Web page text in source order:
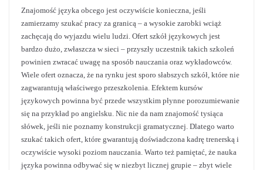
Znajomość języka obcego jest oczywiście konieczna, jeśli
zamierzamy szukać pracy za granicą – a wysokie zarobki wciąż
zachęcają do wyjazdu wielu ludzi. Ofert szkół językowych jest
bardzo dużo, zwłaszcza w sieci – przyszły uczestnik takich szkoleń
powinien zwracać uwagę na sposób nauczania oraz wykładowców.
Wiele ofert oznacza, że na rynku jest sporo słabszych szkół, które nie
zagwarantują właściwego przeszkolenia. Efektem kursów
językowych powinna być przede wszystkim płynne porozumiewanie
się na przykład po angielsku. Nic nie da nam znajomość tysiąca
słówek, jeśli nie poznamy konstrukcji gramatycznej. Dlatego warto
szukać takich ofert, które gwarantują doświadczona kadrę trenerską i
oczywiście wysoki poziom nauczania. Warto też pamiętać, że nauka
języka powinna odbywać się w niezbyt licznej grupie – zbyt wiele